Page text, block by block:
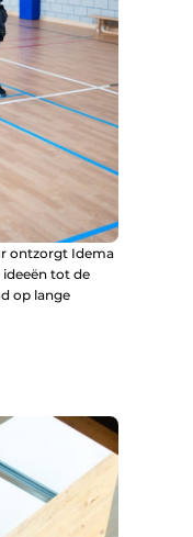
ontzorgt Idema
ideeën tot de
op lange